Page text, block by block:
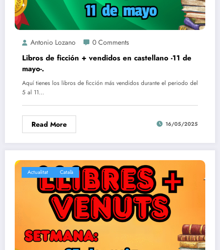
Antonio Lozano 0 Comments
Libros de ficción + vendidos en castellano -11 de
mayo-.
Aquí tienes los libros de ficción más vendidos durante el periodo del
5 al 11…
Read More 16/05/2025
Actualitat Català